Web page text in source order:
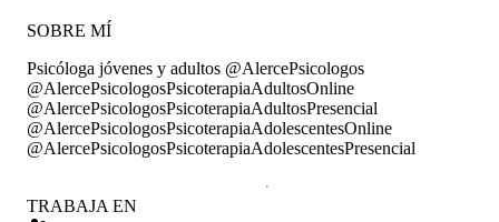
SOBRE MÍ
Psicóloga jóvenes y adultos @AlercePsicologos
@AlercePsicologosPsicoterapiaAdultosOnline
@AlercePsicologosPsicoterapiaAdultosPresencial
@AlercePsicologosPsicoterapiaAdolescentesOnline
@AlercePsicologosPsicoterapiaAdolescentesPresencial
TRABAJA EN